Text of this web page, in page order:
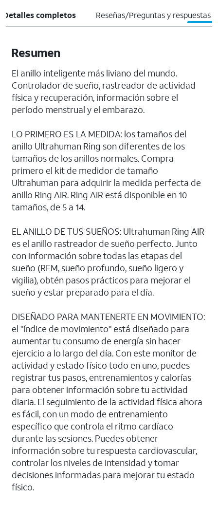
Detalles completos Reseñas/Preguntas y respuestas
Resumen
El anillo inteligente más liviano del mundo.
Controlador de sueño, rastreador de actividad
física y recuperación, información sobre el
período menstrual y el embarazo.
LO PRIMERO ES LA MEDIDA: los tamaños del
anillo Ultrahuman Ring son diferentes de los
tamaños de los anillos normales. Compra
primero el kit de medidor de tamaño
Ultrahuman para adquirir la medida perfecta de
anillo Ring AIR. Ring AIR está disponible en 10
tamaños, de 5 a 14.
EL ANILLO DE TUS SUEÑOS: Ultrahuman Ring AIR
es el anillo rastreador de sueño perfecto. Junto
con información sobre todas las etapas del
sueño (REM, sueño profundo, sueño ligero y
vigilia), obtén pasos prácticos para mejorar el
sueño y estar preparado para el día.
DISEÑADO PARA MANTENERTE EN MOVIMIENTO:
el "índice de movimiento" está diseñado para
aumentar tu consumo de energía sin hacer
ejercicio a lo largo del día. Con este monitor de
actividad y estado físico todo en uno, puedes
registrar tus pasos, entrenamientos y calorías
para obtener información sobre tu actividad
diaria. El seguimiento de la actividad física ahora
es fácil, con un modo de entrenamiento
específico que controla el ritmo cardíaco
durante las sesiones. Puedes obtener
información sobre tu respuesta cardiovascular,
controlar los niveles de intensidad y tomar
decisiones informadas para mejorar tu estado
físico.